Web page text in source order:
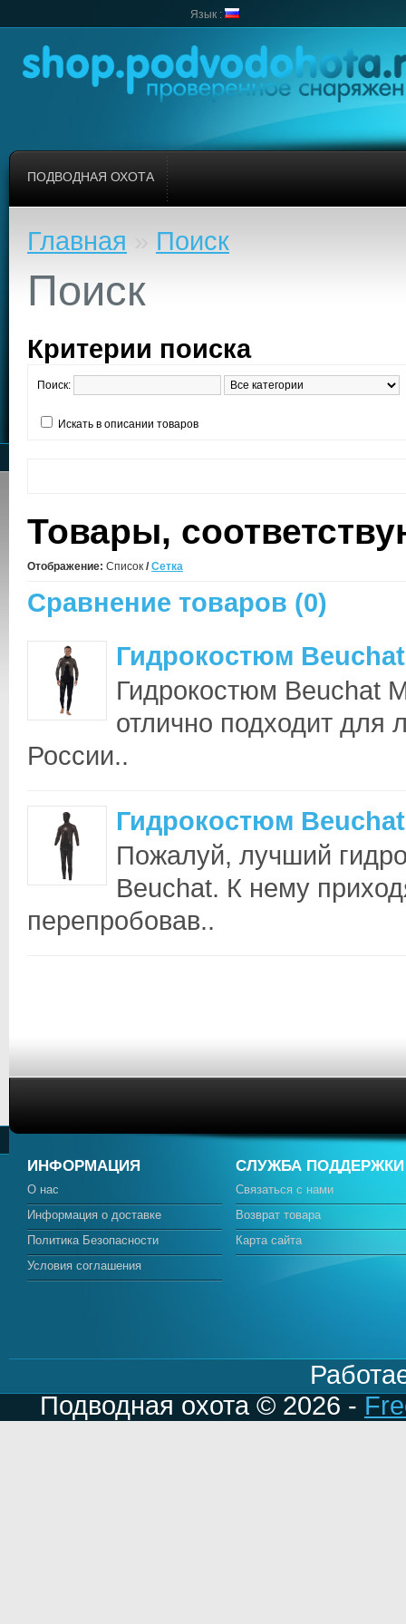
Язык :
ПОДВОДНАЯ ОХОТА
Главная Поиск
Поиск
Критерии поиска
Поиск:
Искать в описании товаров
Товары,
Отображение: Список / Сетка
Сравнение товаров (0)
Гидрокостюм
Гидрокостюм Beuchat
отлично подходит для
России..
Гидрокостюм
Пожалуй, лучший
Beuchat. К нему
перепробовав..
ИНФОРМАЦИЯ
О нас
Информация о доставке
Политика Безопасности
Условия соглашения
СЛУЖБА ПОДДЕРЖКИ
Связаться с нами
Возврат товара
Карта сайта
Подводная охота © 2026 -